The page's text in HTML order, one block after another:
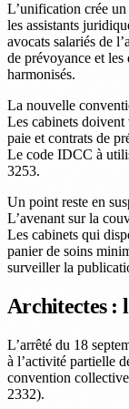
L’unification crée
les assistants
avocats salariés de
de prévoyance et
harmonisés.
La nouvelle
Les cabinets
paie et contrats de
Le code IDCC à
3253.
Un point reste en
L’avenant sur la
Les cabinets qui
panier de soins
surveiller la
Architectes :
L’arrêté du 18
à l’activité partielle
convention
2332).